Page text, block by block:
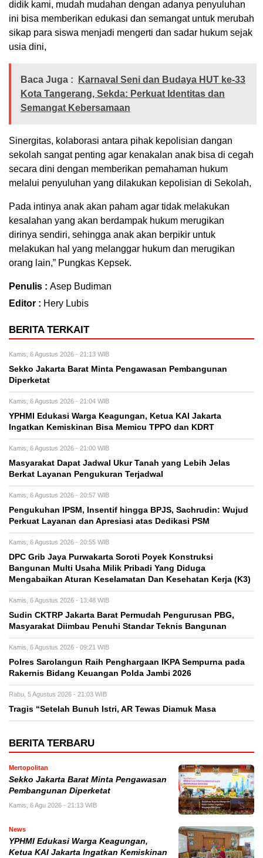
didik kami, mudah mudahan dengan adanya penyuluhan
ini bisa memberikan edukasi dan semangat untuk merubah
sikap para siswa menjadi mengerti dan sadar hukum sejak
usia dini,
Baca Juga :
Karnaval Seni dan Budaya HUT ke-33
Kota Tangerang, Sekda: Perkuat Identitas dan
Semangat Kebersamaan
Sinergitas, kolaborasi antara pihak kepolisian dangan
sekolah sangat penting agar kenakalan anak bisa di cegah
secara dini dengan memberikan pemahaman hukum
melalui penyuluhan yang dilakukan kepolisian di Sekolah,
Pada intinya anak akan paham agar tidak melakukan
kesalahan yang akan berdampak hukum merugikan
dirinya sendiri, sehingga anak akan berpikir untuk
melakukan hal yang melanggar hukum dan merugikan
orang lain,” Pungkas Kepsek.
Penulis : Asep Budiman
Editor : Hery Lubis
BERITA TERKAIT
Kamis, 6 Agustus 2026 - 21:13 WIB
Sekko Jakarta Barat Minta Pengawasan Pembangunan
Diperketat
Kamis, 6 Agustus 2026 - 21:04 WIB
YPHMI Edukasi Warga Keagungan, Ketua KAI Jakarta
Ingatkan Kemiskinan Bisa Memicu TPPO dan KDRT
Kamis, 6 Agustus 2026 - 21:00 WIB
Masyarakat Dapat Jadwal Ukur Tanah yang Lebih Jelas
Berkat Layanan Pengukuran Terjadwal
Kamis, 6 Agustus 2026 - 20:57 WIB
Pengukuhan IPSM, Insentif hingga BPJS, Sachrudin: Wujud
Perkuat Layanan dan Apresiasi atas Dedikasi PSM
Kamis, 6 Agustus 2026 - 20:55 WIB
DPC Grib Jaya Purwakarta Soroti Poyek Konstruksi
Bangunan Multi Usaha Milik Pribadi Yang Diduga
Mengabaikan Aturan Keselamatan Dan Kesehatan Kerja (K3)
Kamis, 6 Agustus 2026 - 13:48 WIB
Sudin CKTRP Jakarta Barat Permudah Pengurusan PBG,
Masyarakat Diimbau Penuhi Standar Teknis Bangunan
Kamis, 6 Agustus 2026 - 09:21 WIB
Polres Sarolangun Raih Penghargaan IKPA Sempurna pada
Rakernis Bidang Keuangan Polda Jambi 2026
Rabu, 5 Agustus 2026 - 21:03 WIB
Tragis “Setelah Bunuh Istri, AR Tewas Diamuk Masa
BERITA TERBARU
Mertopolitan
Sekko Jakarta Barat Minta Pengawasan
Pembangunan Diperketat
Kamis, 6 Agu 2026 - 21:13 WIB
News
YPHMI Edukasi Warga Keagungan,
Ketua KAI Jakarta Ingatkan Kemiskinan